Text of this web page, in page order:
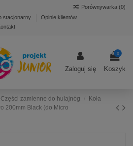
stacjonarny
Opinie klientów
Porównywarka (0)
Zaloguj się
0
Koszyk
Części zamienne do hulajnóg
Koła
200mm Black (do Micro